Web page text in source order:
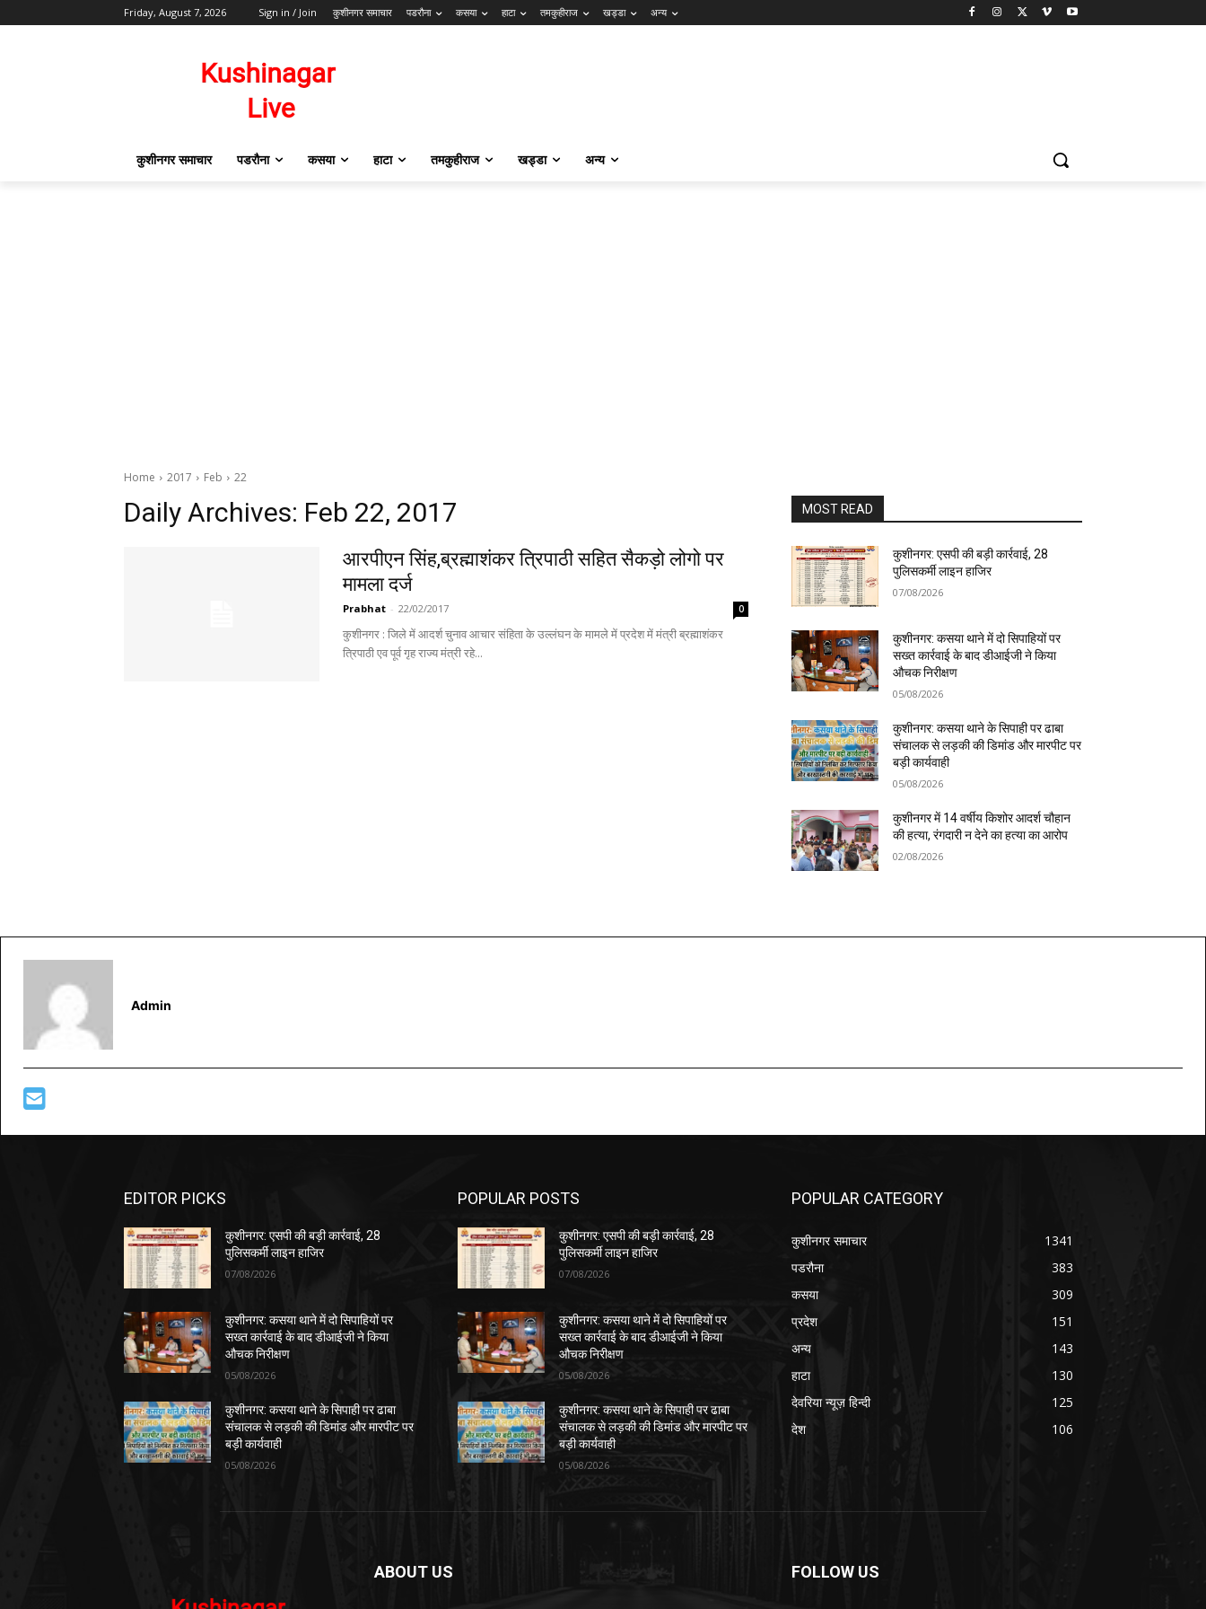
Friday, August 7, 2026 Sign in / Join कुशीनगर समाचार पडरौना कसया हाटा तमकुहीराज खड्डा अन्य
कुशीनगर समाचार पडरौना कसया हाटा तमकुहीराज खड्डा अन्य
Home 2017 Feb 22
Daily Archives: Feb 22, 2017
आरपीएन सिंह,ब्रह्माशंकर त्रिपाठी सहित सैकड़ो लोगो पर
मामला दर्ज
Prabhat - 22/02/2017 0
कुशीनगर : जिले में आदर्श चुनाव आचार संहिता के उल्लंघन के मामले में प्रदेश में मंत्री ब्रह्माशंकर
त्रिपाठी एव पूर्व गृह राज्य मंत्री रहे...
MOST READ
कुशीनगर: एसपी की बड़ी कार्रवाई, 28
पुलिसकर्मी लाइन हाजिर
07/08/2026
कुशीनगर: कसया थाने में दो सिपाहियों पर
सख्त कार्रवाई के बाद डीआईजी ने किया
औचक निरीक्षण
05/08/2026
कुशीनगर: कसया थाने के सिपाही पर ढाबा
संचालक से लड़की की डिमांड और मारपीट पर
बड़ी कार्यवाही
05/08/2026
कुशीनगर में 14 वर्षीय किशोर आदर्श चौहान
की हत्या, रंगदारी न देने का हत्या का आरोप
02/08/2026
Admin
EDITOR PICKS
कुशीनगर: एसपी की बड़ी कार्रवाई, 28
पुलिसकर्मी लाइन हाजिर
07/08/2026
कुशीनगर: कसया थाने में दो सिपाहियों पर
सख्त कार्रवाई के बाद डीआईजी ने किया
औचक निरीक्षण
05/08/2026
कुशीनगर: कसया थाने के सिपाही पर ढाबा
संचालक से लड़की की डिमांड और मारपीट पर
बड़ी कार्यवाही
05/08/2026
POPULAR POSTS
कुशीनगर: एसपी की बड़ी कार्रवाई, 28
पुलिसकर्मी लाइन हाजिर
07/08/2026
कुशीनगर: कसया थाने में दो सिपाहियों पर
सख्त कार्रवाई के बाद डीआईजी ने किया
औचक निरीक्षण
05/08/2026
कुशीनगर: कसया थाने के सिपाही पर ढाबा
संचालक से लड़की की डिमांड और मारपीट पर
बड़ी कार्यवाही
05/08/2026
POPULAR CATEGORY
कुशीनगर समाचार
1341
पडरौना
383
कसया
309
प्रदेश
151
अन्य
143
हाटा
130
देवरिया न्यूज़ हिन्दी
125
देश
106
ABOUT US FOLLOW US